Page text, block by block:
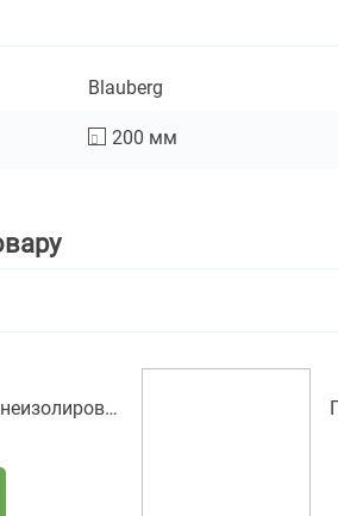
Blauberg
200 мм
Гибкий воздуховод 203 мм неизолированный